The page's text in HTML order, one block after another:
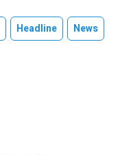
Headline
News